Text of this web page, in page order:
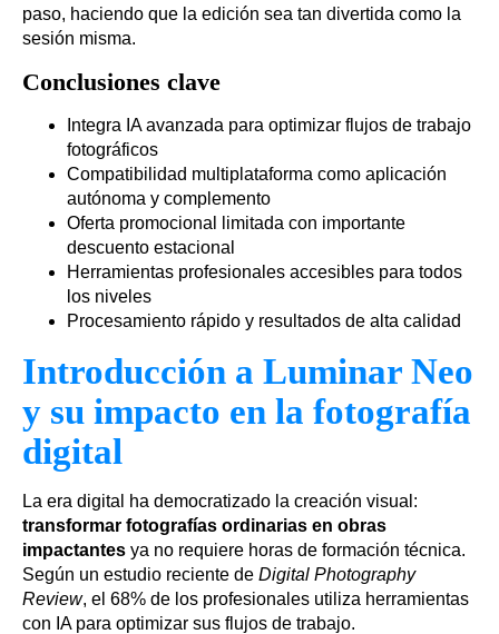
paso, haciendo que la edición sea tan divertida como la
sesión misma.
Conclusiones clave
Integra IA avanzada para optimizar flujos de trabajo
fotográficos
Compatibilidad multiplataforma como aplicación
autónoma y complemento
Oferta promocional limitada con importante
descuento estacional
Herramientas profesionales accesibles para todos
los niveles
Procesamiento rápido y resultados de alta calidad
Introducción a Luminar Neo
y su impacto en la fotografía
digital
La era digital ha democratizado la creación visual:
transformar fotografías ordinarias en obras
impactantes ya no requiere horas de formación técnica.
Según un estudio reciente de Digital Photography
Review, el 68% de los profesionales utiliza herramientas
con IA para optimizar sus flujos de trabajo.